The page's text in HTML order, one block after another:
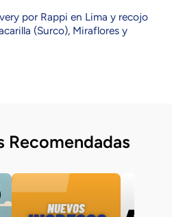
por Rappi en Lima y recojo
(Surco), Miraflores y
Recomendadas